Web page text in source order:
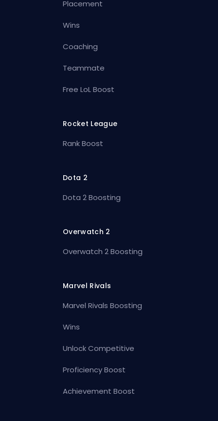
Placement
Wins
Coaching
Teammate
Free LoL Boost
Rocket League
Rank Boost
Dota 2
Dota 2 Boosting
Overwatch 2
Overwatch 2 Boosting
Marvel Rivals
Marvel Rivals Boosting
Wins
Unlock Competitive
Proficiency Boost
Achievement Boost